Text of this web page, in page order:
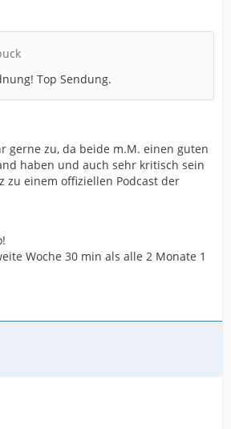
Top Sendung.
gerne zu, da beide m.M. einen guten
haben und auch sehr kritisch sein
zu einem offiziellen Podcast der
Woche 30 min als alle 2 Monate 1